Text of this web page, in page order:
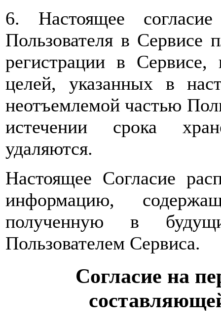
6. Настоящее
Пользователя в
регистрации в
целей, указанных в
неотъемлемой частью
истечении срока
удаляются.
Настоящее Согласие
информацию,
полученную в
Пользователем Сервиса.
Согласие на